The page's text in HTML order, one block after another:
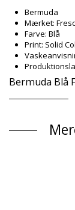
Bermuda
Mærket:
Farve: Blå
Print: Solid
Bermuda Blå
For: 87%
Pakken